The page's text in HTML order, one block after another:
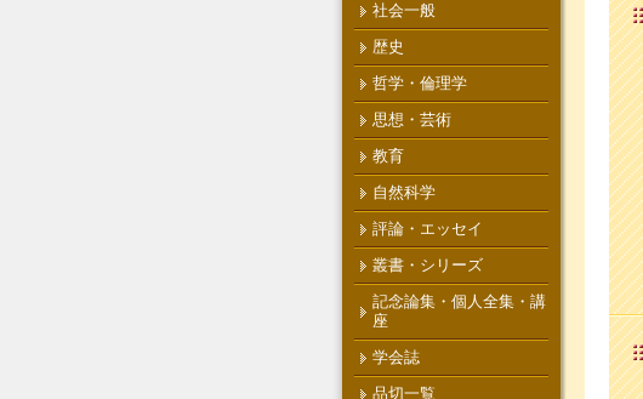
社会一般
歴史
哲学・倫理学
思想・芸術
教育
自然科学
評論・エッセイ
叢書・シリーズ
記念論集・個人全集・講
座
学会誌
品切一覧